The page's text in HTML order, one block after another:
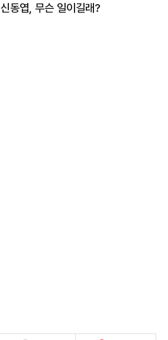
신동엽, 무슨 일이길래?